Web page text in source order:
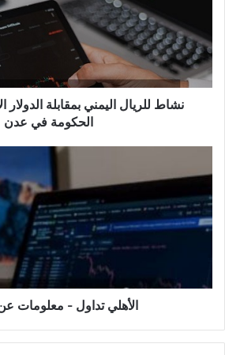
الأميركي
بعد
عودة
الحكومة
نشاط للريال اليمني بمقابلة الدولار
الحكومة في عدن
معلومات
عن
الأهلي تداول - معلومات